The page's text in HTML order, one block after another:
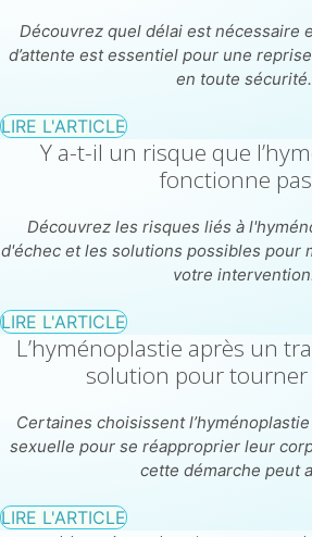
Découvrez quel délai est nécessaire
d’attente est essentiel pour une
en toute sécurité.
LIRE L'ARTICLE
Y a-t-il un risque que
fonctionne
Découvrez les risques liés à
d'échec et les solutions possibles pour
votre
LIRE L'ARTICLE
L’hyménoplastie après un
solution pour tourner
Certaines choisissent
sexuelle pour se réapproprier leur
cette démarche peut
LIRE L'ARTICLE